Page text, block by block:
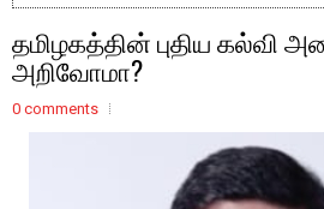
தமிழகத்தின் புதிய கல்வி
அறிவோமா?
0 comments